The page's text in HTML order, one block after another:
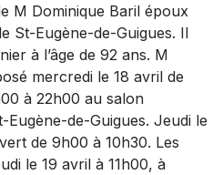
M Dominique Baril époux
St-Eugène-de-Guigues. Il
à l’âge de 92 ans. M
mercredi le 18 avril de
à 22h00 au salon
de-Guigues. Jeudi le
de 9h00 à 10h30. Les
le 19 avril à 11h00, à